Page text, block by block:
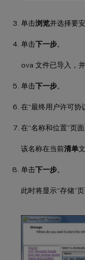
单击浏览并选择要
单击下一步。
ova 文件已导入，
单击下一步。
在“最终用户许可协
在“名称和位置”页
该名称在当前清单
单击下一步。
此时将显示“存储”页